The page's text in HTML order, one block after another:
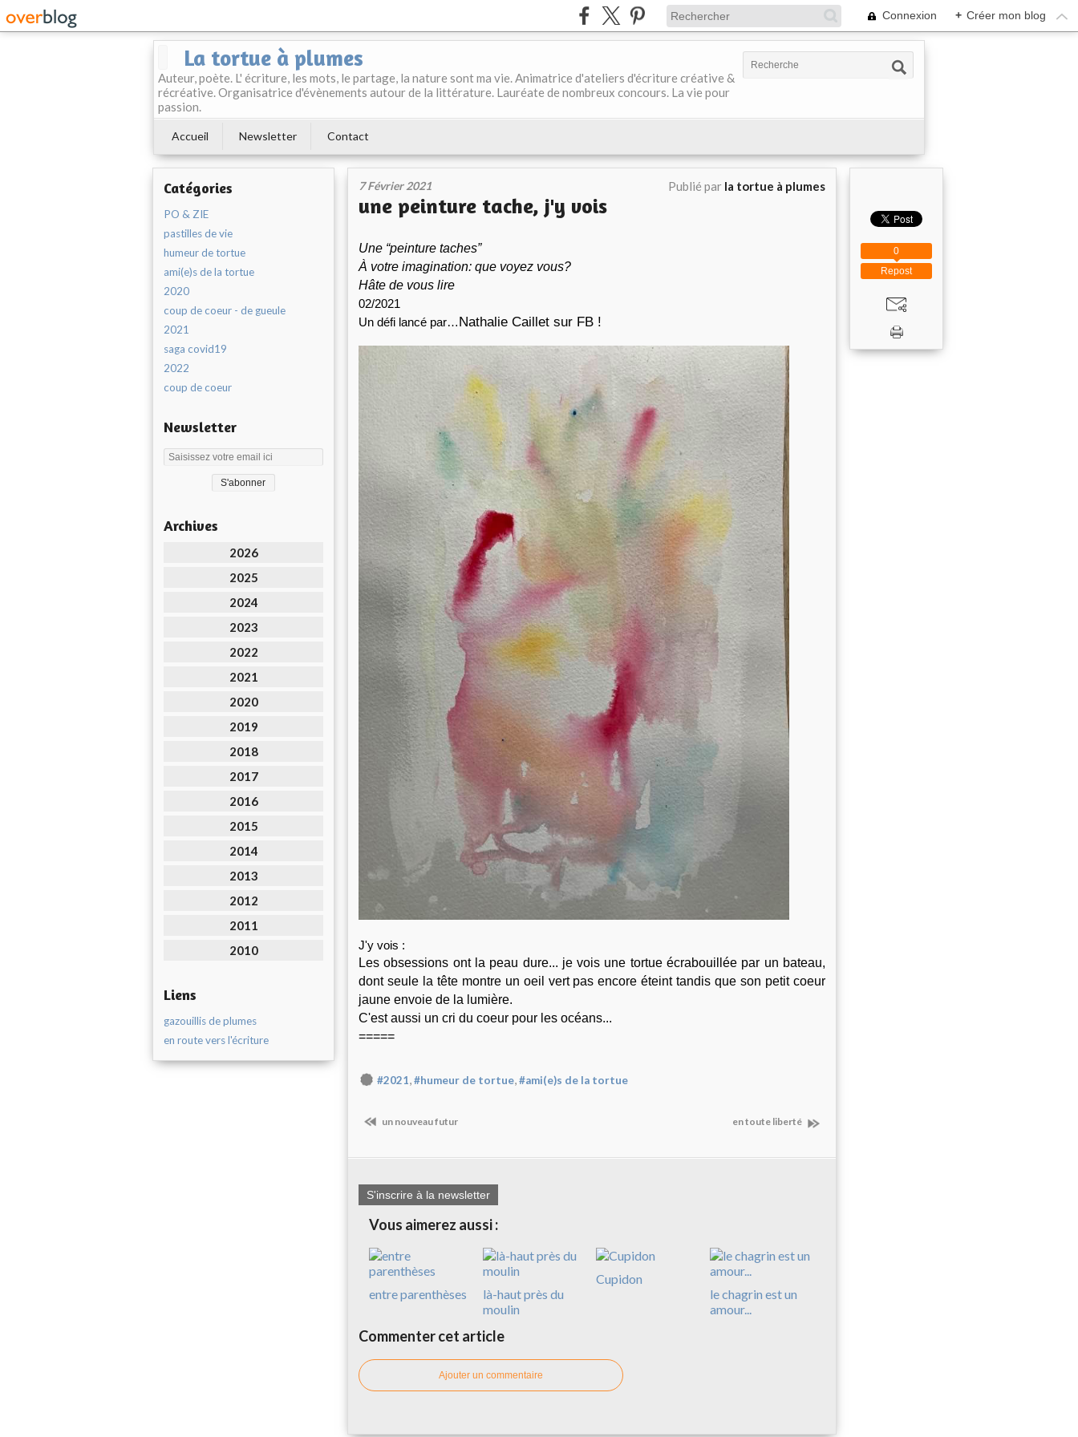
Connexion + Créer mon blog
La tortue à plumes
Auteur, poète. L' écriture, les mots, le partage, la nature sont ma vie. Animatrice d'ateliers d'écriture créative &
récréative. Organisatrice d'évènements autour de la littérature. Lauréate de nombreux concours. La vie pour
passion.
Accueil Newsletter Contact
Catégories
PO & ZIE
pastilles de vie
humeur de tortue
ami(e)s de la tortue
2020
coup de coeur - de gueule
2021
saga covid19
2022
coup de coeur
Newsletter
Archives
2026
2025
2024
2023
2022
2021
2020
2019
2018
2017
2016
2015
2014
2013
2012
2011
2010
Liens
gazouillis de plumes
en route vers l'écriture
7 Février 2021 Publié par la tortue à plumes
une peinture tache, j'y vois
Une “peinture taches”
À votre imagination: que voyez vous?
Hâte de vous lire
02/2021
Un défi lancé par…Nathalie Caillet sur FB !
J'y vois :
Les obsessions ont la peau dure... je vois une tortue écrabouillée par un bateau,
dont seule la tête montre un oeil vert pas encore éteint tandis que son petit coeur
jaune envoie de la lumière.
C'est aussi un cri du coeur pour les océans...
=====
#2021,#humeur de tortue,#ami(e)s de la tortue
un nouveau futur en toute liberté
S'inscrire à la newsletter
Vous aimerez aussi :
entre parenthèses
là-haut près du
moulin
Cupidon
le chagrin est un
amour...
Commenter cet article
Ajouter un commentaire
Repost
0